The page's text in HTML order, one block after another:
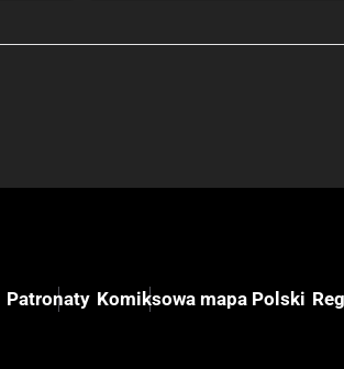
Patronaty Komiksowa mapa Polski